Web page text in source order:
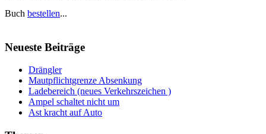
Buch bestellen...
Neueste Beiträge
Drängler
Mautpflichtgrenze Absenkung
Ladebereich (neues Verkehrszeichen )
Ampel schaltet nicht um
Ast kracht auf Auto